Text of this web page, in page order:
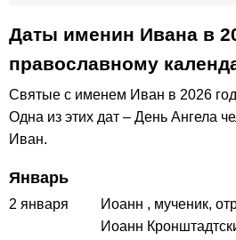
Даты именин Ивана в
православному
Святые с именем Иван в 2026
Одна из этих дат – День Ангела
Иван.
Январь
2 января Иоанн , мученик,
Иоанн